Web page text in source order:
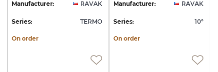
Manufacturer: RAVAK
Series: TERMO
On order
Manufacturer: RAVAK
Series: 10°
On order